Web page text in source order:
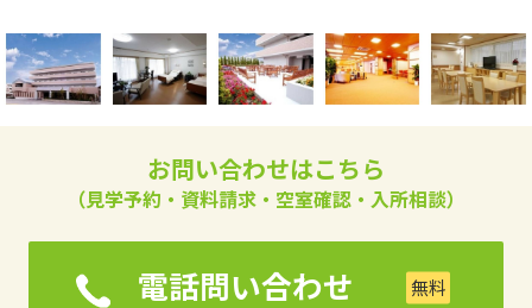
お問い合わせはこちら
（見学予約・資料請求・空室確認・入所相談）
電話問い合わせ